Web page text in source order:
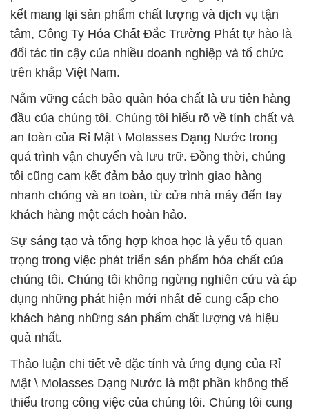
kết mang lại sản phẩm chất lượng và dịch vụ tận
tâm, Công Ty Hóa Chất Đắc Trường Phát tự hào là
đối tác tin cậy của nhiều doanh nghiệp và tổ chức
trên khắp Việt Nam.
Nắm vững cách bảo quản hóa chất là ưu tiên hàng
đầu của chúng tôi. Chúng tôi hiểu rõ về tính chất và
an toàn của Rỉ Mật \ Molasses Dạng Nước trong
quá trình vận chuyển và lưu trữ. Đồng thời, chúng
tôi cũng cam kết đảm bảo quy trình giao hàng
nhanh chóng và an toàn, từ cửa nhà máy đến tay
khách hàng một cách hoàn hảo.
Sự sáng tạo và tổng hợp khoa học là yếu tố quan
trọng trong việc phát triển sản phẩm hóa chất của
chúng tôi. Chúng tôi không ngừng nghiên cứu và áp
dụng những phát hiện mới nhất để cung cấp cho
khách hàng những sản phẩm chất lượng và hiệu
quả nhất.
Thảo luận chi tiết về đặc tính và ứng dụng của Rỉ
Mật \ Molasses Dạng Nước là một phần không thể
thiếu trong công việc của chúng tôi. Chúng tôi cung